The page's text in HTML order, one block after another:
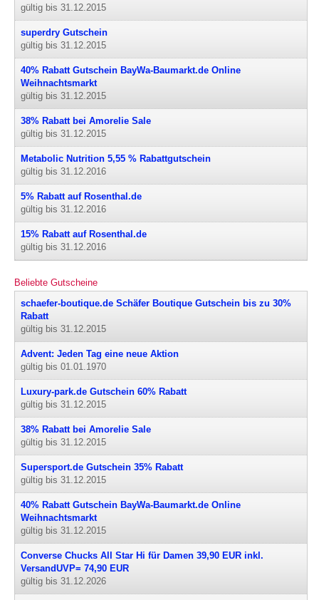
gültig bis 31.12.2015
superdry Gutschein
gültig bis 31.12.2015
40% Rabatt Gutschein BayWa-Baumarkt.de Online
Weihnachtsmarkt
gültig bis 31.12.2015
38% Rabatt bei Amorelie Sale
gültig bis 31.12.2015
Metabolic Nutrition 5,55 % Rabattgutschein
gültig bis 31.12.2016
5% Rabatt auf Rosenthal.de
gültig bis 31.12.2016
15% Rabatt auf Rosenthal.de
gültig bis 31.12.2016
Beliebte Gutscheine
schaefer-boutique.de Schäfer Boutique Gutschein bis zu 30%
Rabatt
gültig bis 31.12.2015
Advent: Jeden Tag eine neue Aktion
gültig bis 01.01.1970
Luxury-park.de Gutschein 60% Rabatt
gültig bis 31.12.2015
38% Rabatt bei Amorelie Sale
gültig bis 31.12.2015
Supersport.de Gutschein 35% Rabatt
gültig bis 31.12.2015
40% Rabatt Gutschein BayWa-Baumarkt.de Online
Weihnachtsmarkt
gültig bis 31.12.2015
Converse Chucks All Star Hi für Damen 39,90 EUR inkl.
VersandUVP= 74,90 EUR
gültig bis 31.12.2026